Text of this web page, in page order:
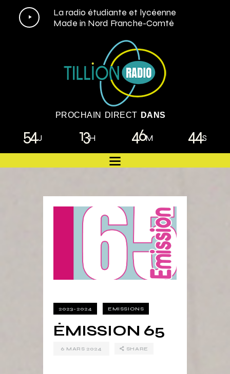
La radio étudiante et lycéenne
Made in Nord Franche-Comté
Lecteur
audio
PROCHAIN DIRECT DANS
54J 13H 46M 43S
2023-2024 EMISSIONS
ÉMISSION 65
6 MARS 2024 SHARE